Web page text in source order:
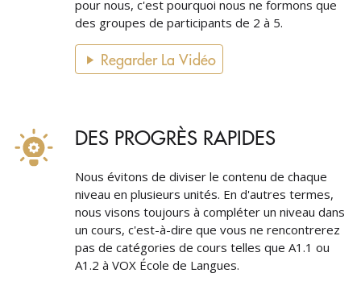
pour nous, c'est pourquoi nous ne formons que
des groupes de participants de 2 à 5.
Regarder La Vidéo
DES PROGRÈS RAPIDES
Nous évitons de diviser le contenu de chaque
niveau en plusieurs unités. En d'autres termes,
nous visons toujours à compléter un niveau dans
un cours, c'est-à-dire que vous ne rencontrerez
pas de catégories de cours telles que A1.1 ou
A1.2 à VOX École de Langues.